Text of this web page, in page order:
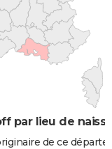
par lieu de
de ce